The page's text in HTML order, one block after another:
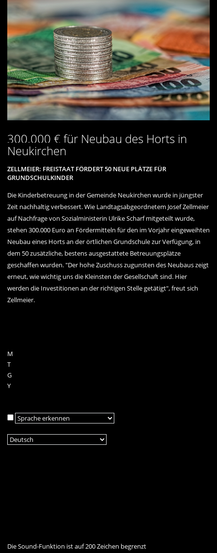
300.000 € für Neubau des Horts in
Neukirchen
ZELLMEIER: FREISTAAT FÖRDERT 50 NEUE PLÄTZE FÜR
GRUNDSCHULKINDER
Die Kinderbetreuung in der Gemeinde Neukirchen wurde in jüngster
Zeit nachhaltig verbessert. Wie Landtagsabgeordnetem Josef Zellmeier
auf Nachfrage von Sozialministerin Ulrike Scharf mitgeteilt wurde,
stehen 300.000 Euro an Fördermitteln für den im Vorjahr eingeweihten
Neubau eines Horts an der örtlichen Grundschule zur Verfügung, in
dem 50 zusätzliche, bestens ausgestattete Betreuungsplätze
geschaffen wurden. "Der hohe Zuschuss zugunsten des Neubaus zeigt
erneut, wie wichtig uns die Kleinsten der Gesellschaft sind. Hier
werden die Investitionen an der richtigen Stelle getätigt", freut sich
Zellmeier.
M
T
G
Y
Die Sound-Funktion ist auf 200 Zeichen begrenzt